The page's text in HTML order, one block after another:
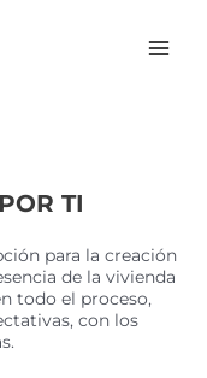
TI
para la creación
de la vivienda
todo el proceso,
con los